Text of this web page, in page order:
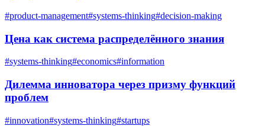
#product-management#systems-thinking#decision-making
Цена как система распределённого знания
#systems-thinking#economics#information
Дилемма инноватора через призму функций
проблем
#innovation#systems-thinking#startups